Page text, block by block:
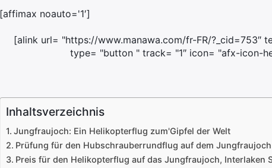
[affimax noauto='1′]
[alink url= "https://www.manawa.com/fr-FR/?_cid=753″
type= "button " track= "1″ icon= "afx-icon-
Inhaltsverzeichnis
Jungfraujoch: Ein Helikopterflug zum'Gipfel der Welt
Prüfung für den Hubschrauberrundflug auf dem
Preis für den Helikopterflug auf das Jungfraujoch, Interlaken